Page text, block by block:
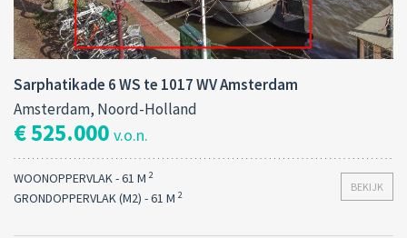
Sarphatikade 6 WS te 1017 WV Amsterdam
Amsterdam, Noord-Holland
€ 525.000 v.o.n.
BEKIJK
WOONOPPERVLAK - 61 M 2
GRONDOPPERVLAK (M2) - 61 M 2